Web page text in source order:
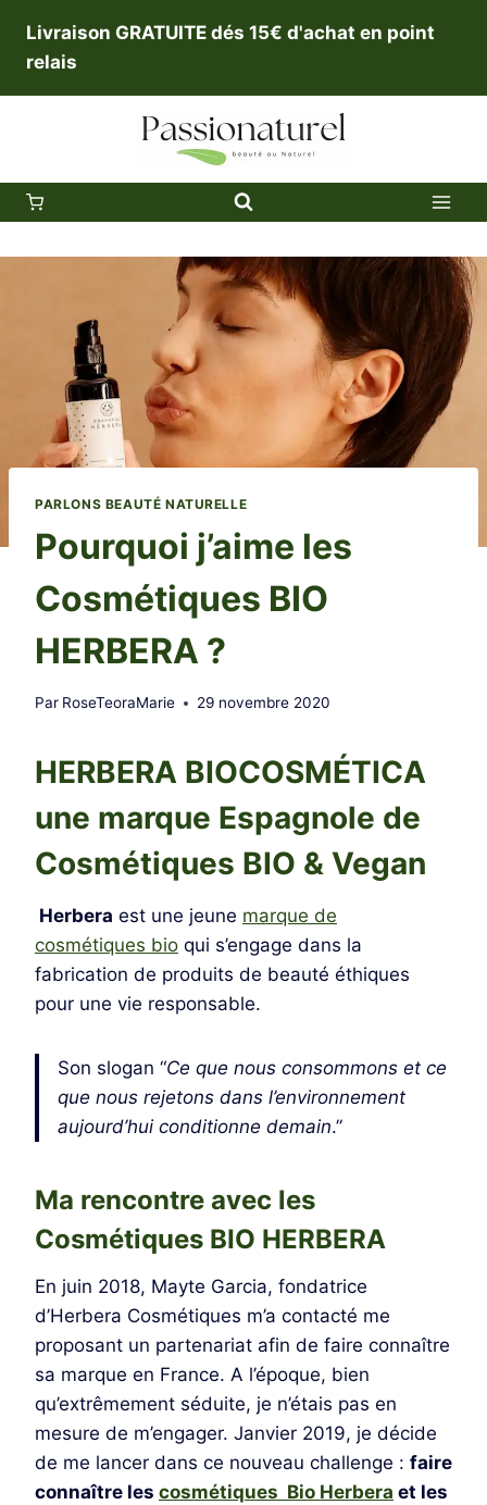
contenu
Livraison GRATUITE dés 15€ d'achat en point
relais
PARLONS BEAUTÉ NATURELLE
Pourquoi j’aime les
Cosmétiques BIO
HERBERA ?
Par RoseTeoraMarie 29 novembre 2020
HERBERA BIOCOSMÉTICA
une marque Espagnole de
Cosmétiques BIO & Vegan
Herbera est une jeune marque de
cosmétiques bio qui s’engage dans la
fabrication de produits de beauté éthiques
pour une vie responsable.
Son slogan “Ce que nous consommons et ce
que nous rejetons dans l’environnement
aujourd’hui conditionne demain.”
Ma rencontre avec les
Cosmétiques BIO HERBERA
En juin 2018, Mayte Garcia, fondatrice
d’Herbera Cosmétiques m’a contacté me
proposant un partenariat afin de faire connaître
sa marque en France. A l’époque, bien
qu’extrêmement séduite, je n’étais pas en
mesure de m’engager. Janvier 2019, je décide
de me lancer dans ce nouveau challenge : faire
connaître les cosmétiques Bio Herbera et les